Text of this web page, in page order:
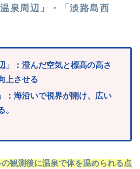
泉周辺」・「淡路島西
」：澄んだ空気と標高の高さ
上させる
：海沿いで視界が開け、広い
。
の観測後に温泉で体を温められる点